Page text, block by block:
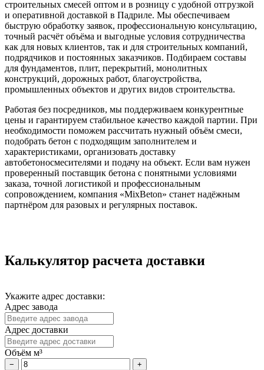
строительных смесей оптом и в розницу с удобной отгрузкой
и оперативной доставкой в Падриле. Мы обеспечиваем
быструю обработку заявок, профессиональную консультацию,
точный расчёт объёма и выгодные условия сотрудничества
как для новых клиентов, так и для строительных компаний,
подрядчиков и постоянных заказчиков. Подбираем составы
для фундаментов, плит, перекрытий, монолитных
конструкций, дорожных работ, благоустройства,
промышленных объектов и других видов строительства.
Работая без посредников, мы поддерживаем конкурентные
цены и гарантируем стабильное качество каждой партии. При
необходимости поможем рассчитать нужный объём смеси,
подобрать бетон с подходящим заполнителем и
характеристиками, организовать доставку
автобетоносмесителями и подачу на объект. Если вам нужен
проверенный поставщик бетона с понятными условиями
заказа, точной логистикой и профессиональным
сопровождением, компания «MixBeton» станет надёжным
партнёром для разовых и регулярных поставок.
Калькулятор расчета доставки
Укажите адрес доставки:
Адрес завода
Адрес доставки
Объём м³
− +